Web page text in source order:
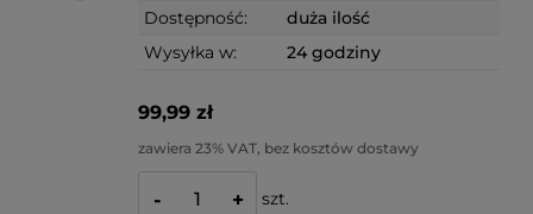
Dostępność:
duża ilość
Wysyłka w:
24 godziny
99,99 zł
zawiera 23% VAT, bez kosztów dostawy
- + szt.